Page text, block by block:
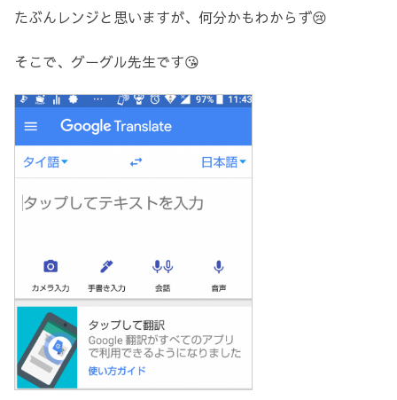
たぶんレンジと思いますが、何分かもわからず😢
そこで、グーグル先生です😘